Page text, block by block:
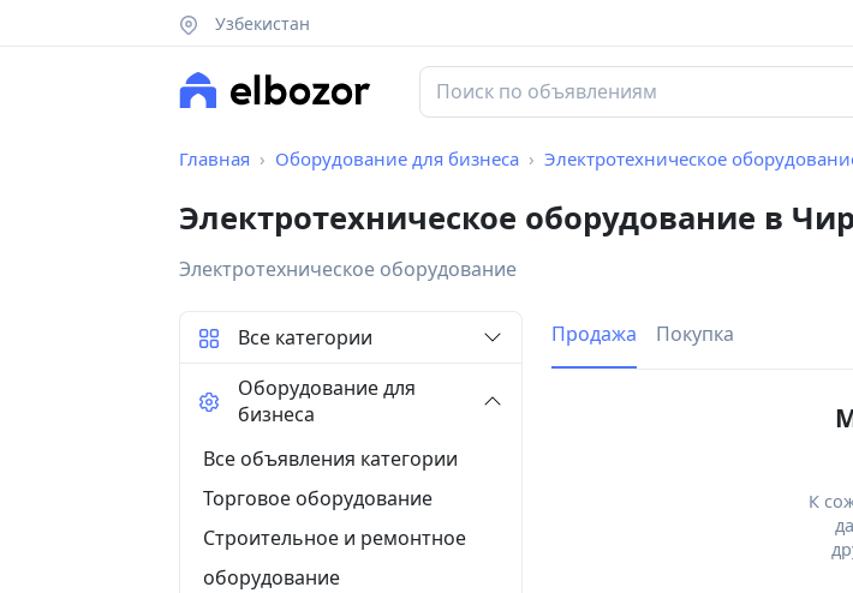
Узбекистан
Главная Оборудование для бизнеса Электротехническое
Электротехническое оборудование в
Электротехническое оборудование
Продажа Покупка
К
Все категории
Оборудование для
бизнеса
Все объявления категории
Торговое оборудование
Строительное и ремонтное
оборудование